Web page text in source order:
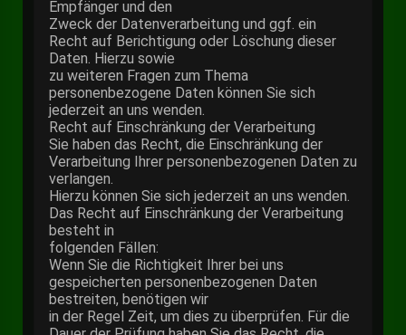
Empfänger und den
Zweck der Datenverarbeitung und ggf. ein
Recht auf Berichtigung oder Löschung dieser
Daten. Hierzu sowie
zu weiteren Fragen zum Thema
personenbezogene Daten können Sie sich
jederzeit an uns wenden.
Recht auf Einschränkung der Verarbeitung
Sie haben das Recht, die Einschränkung der
Verarbeitung Ihrer personenbezogenen Daten zu
verlangen.
Hierzu können Sie sich jederzeit an uns wenden.
Das Recht auf Einschränkung der Verarbeitung
besteht in
folgenden Fällen:
Wenn Sie die Richtigkeit Ihrer bei uns
gespeicherten personenbezogenen Daten
bestreiten, benötigen wir
in der Regel Zeit, um dies zu überprüfen. Für die